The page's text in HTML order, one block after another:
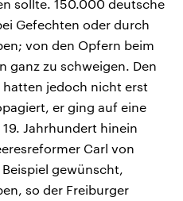
sollte. 150.000 deutsche
Gefechten oder durch
von den Opfern beim
ganz zu schweigen. Den
jedoch nicht erst
er ging auf eine
Jahrhundert hinein
Carl von
gewünscht,
so der Freiburger